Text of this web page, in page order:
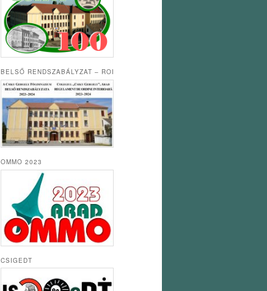
BELSŐ RENDSZABÁLYZAT – ROI
OMMO 2023
CSIGEDT